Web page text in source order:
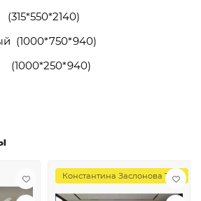
(1000*750*940)
Константина Заслонова 169Г